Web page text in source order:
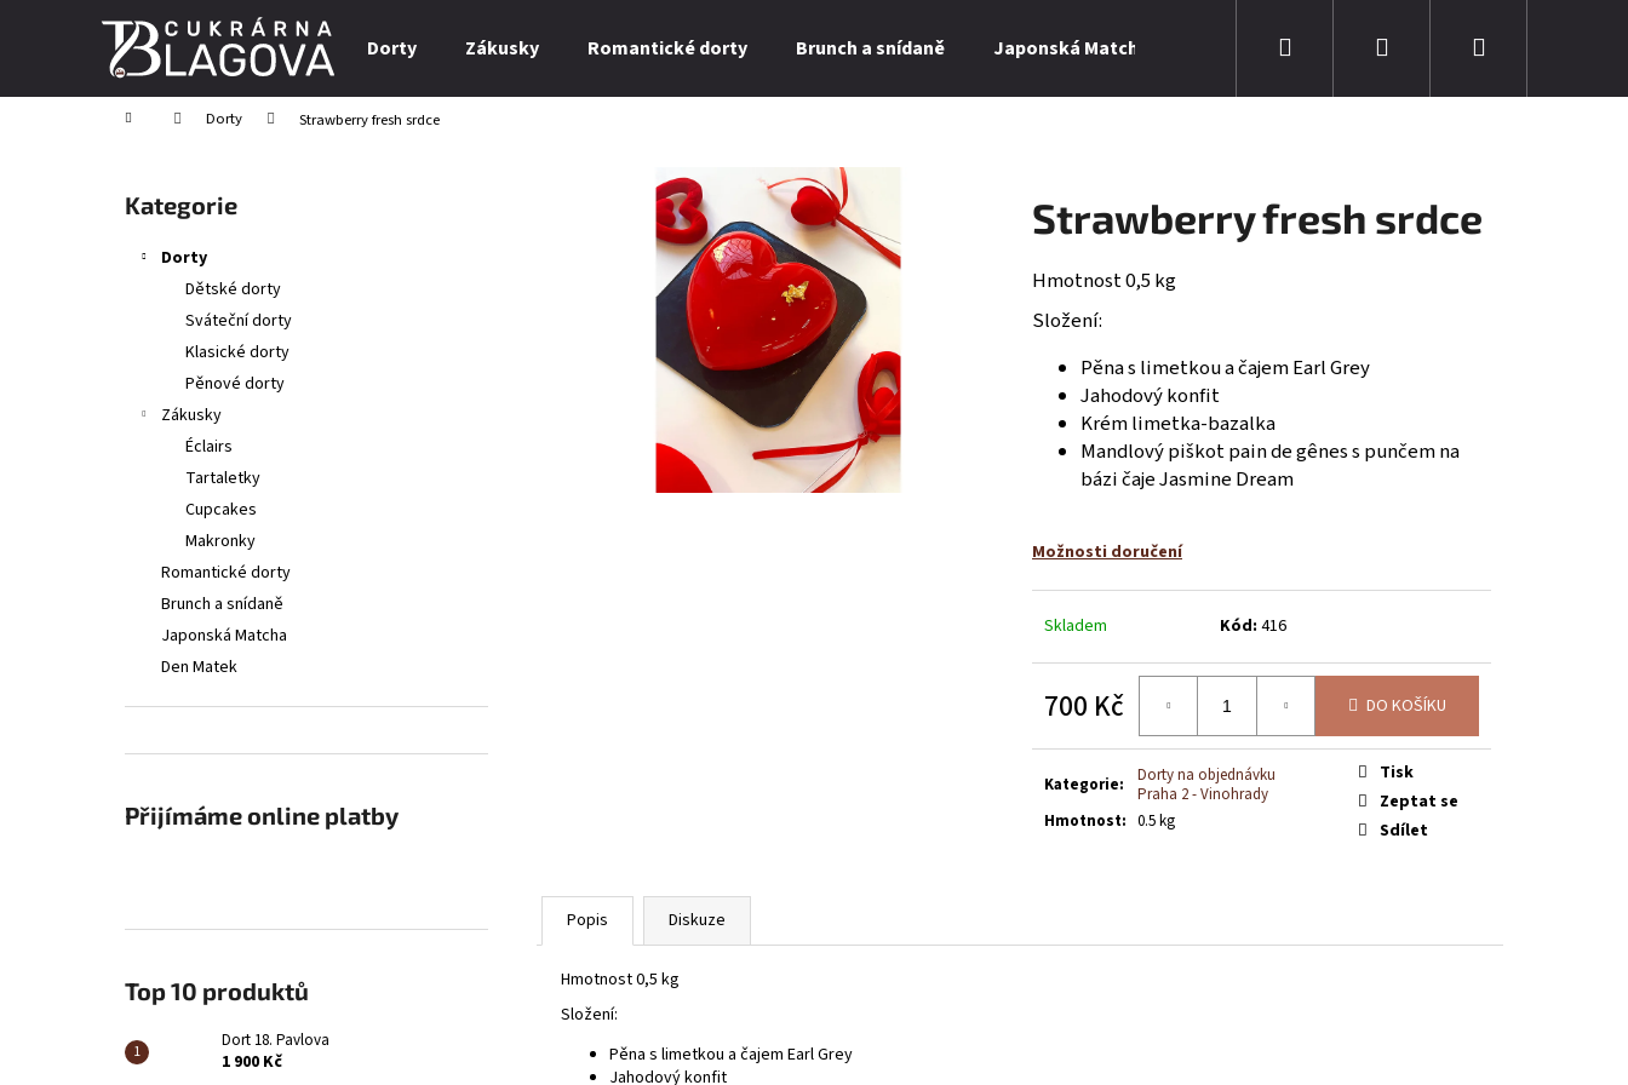
Dorty Zákusky Romantické dorty Brunch a snídaně Japonská Matcha Den Matek Kontakty Kariéra
Přihlášení
Domů Dorty Strawberry fresh srdce
Přeskočit
kategorie
Kategorie
Dorty
Dětské dorty
Sváteční dorty
Klasické dorty
Pěnové dorty
Zákusky
Éclairs
Tartaletky
Сupcakes
Makronky
Romantické dorty
Brunch a snídaně
Japonská Matcha
Den Matek
Přijímáme online platby
Top 10 produktů
Dort 18. Pavlova
1 900 Kč
Strawberry fresh srdce
Hmotnost 0,5 kg
Složení:
Pěna s limetkou a čajem Earl Grey
Jahodový konfit
Krém limetka-bazalka
Mandlový piškot pain de gênes s punčem na
bázi čaje Jasmine Dream
Možnosti doručení
Skladem Kód: 416
700 Kč
cena:
DO KOŠÍKU
Kategorie:
Dorty na objednávku
Praha 2 - Vinohrady
Hmotnost: 0.5 kg
Tisk
Zeptat se
Sdílet
Popis Diskuze
Hmotnost 0,5 kg
Složení:
Pěna s limetkou a čajem Earl Grey
Jahodový konfit
í
Zpět
do
Zpět
do
HLEDAT
Doporučujeme
Následující
DORT 18. PAVLOVA
1 900 Kč
NAPOLEON S OVOCEM